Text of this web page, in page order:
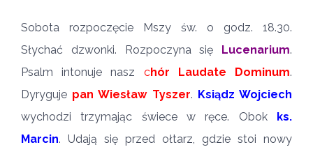
Sobota rozpoczęcie Mszy św. o godz. 18.30.
Słychać dzwonki. Rozpoczyna się
Lucenarium.
Psalm intonuje nasz chór Laudate Dominum.
Dyryguje pan Wiesław Tyszer. Ksiądz Wojciech
wychodzi trzymając świece w ręce. Obok
ks.
Marcin. Udają się przed ołtarz, gdzie stoi nowy